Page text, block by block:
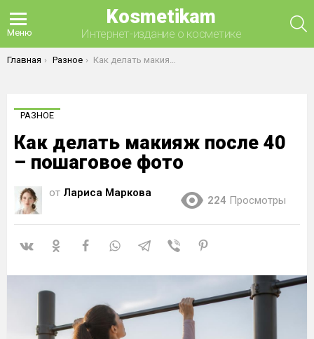
Меню
Kosmetikam
Интернет-издание о косметике
Вы здесь:
Главная Разное Как делать макияж после 40 – пошаговое фото
РАЗНОЕ
Как делать макияж после 40
– пошаговое фото
от Лариса Маркова
224 Просмотры